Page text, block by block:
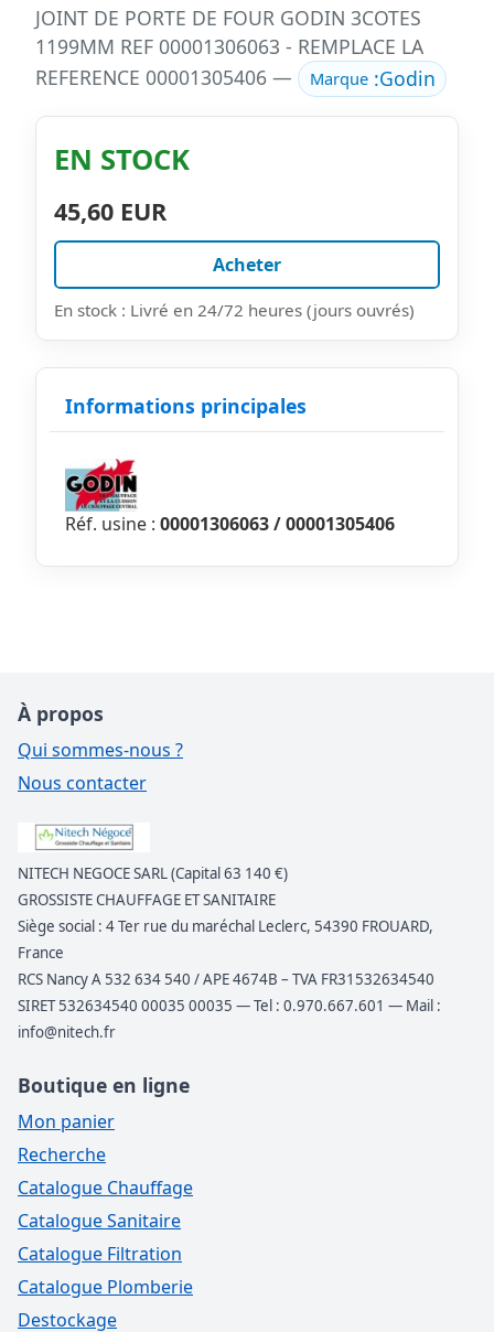
JOINT DE PORTE DE FOUR GODIN 3COTES
1199MM REF 00001306063 - REMPLACE LA
REFERENCE 00001305406 —
Marque:Godin
EN STOCK
45,60 EUR
Acheter
En stock : Livré en 24/72 heures (jours ouvrés)
Informations principales
Réf. usine : 00001306063 / 00001305406
À propos
Qui sommes-nous ?
Nous contacter
NITECH NEGOCE SARL (Capital 63 140 €)
GROSSISTE CHAUFFAGE ET SANITAIRE
Siège social : 4 Ter rue du maréchal Leclerc, 54390 FROUARD,
France
RCS Nancy A 532 634 540 / APE 4674B – TVA FR31532634540
SIRET 532634540 00035 00035 — Tel : 0.970.667.601 — Mail :
info@nitech.fr
Boutique en ligne
Mon panier
Recherche
Catalogue Chauffage
Catalogue Sanitaire
Catalogue Filtration
Catalogue Plomberie
Destockage